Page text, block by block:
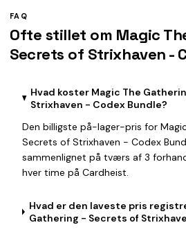
FAQ
Ofte stillet om Magic
Secrets of Strixhaven -
Hvad koster Magic The
Strixhaven - Codex Bundle?
Den billigste på-lager-pris for
Secrets of Strixhaven - Codex
sammenlignet på tværs af 3
hver time på Cardheist.
Hvad er den laveste pris
Gathering - Secrets of